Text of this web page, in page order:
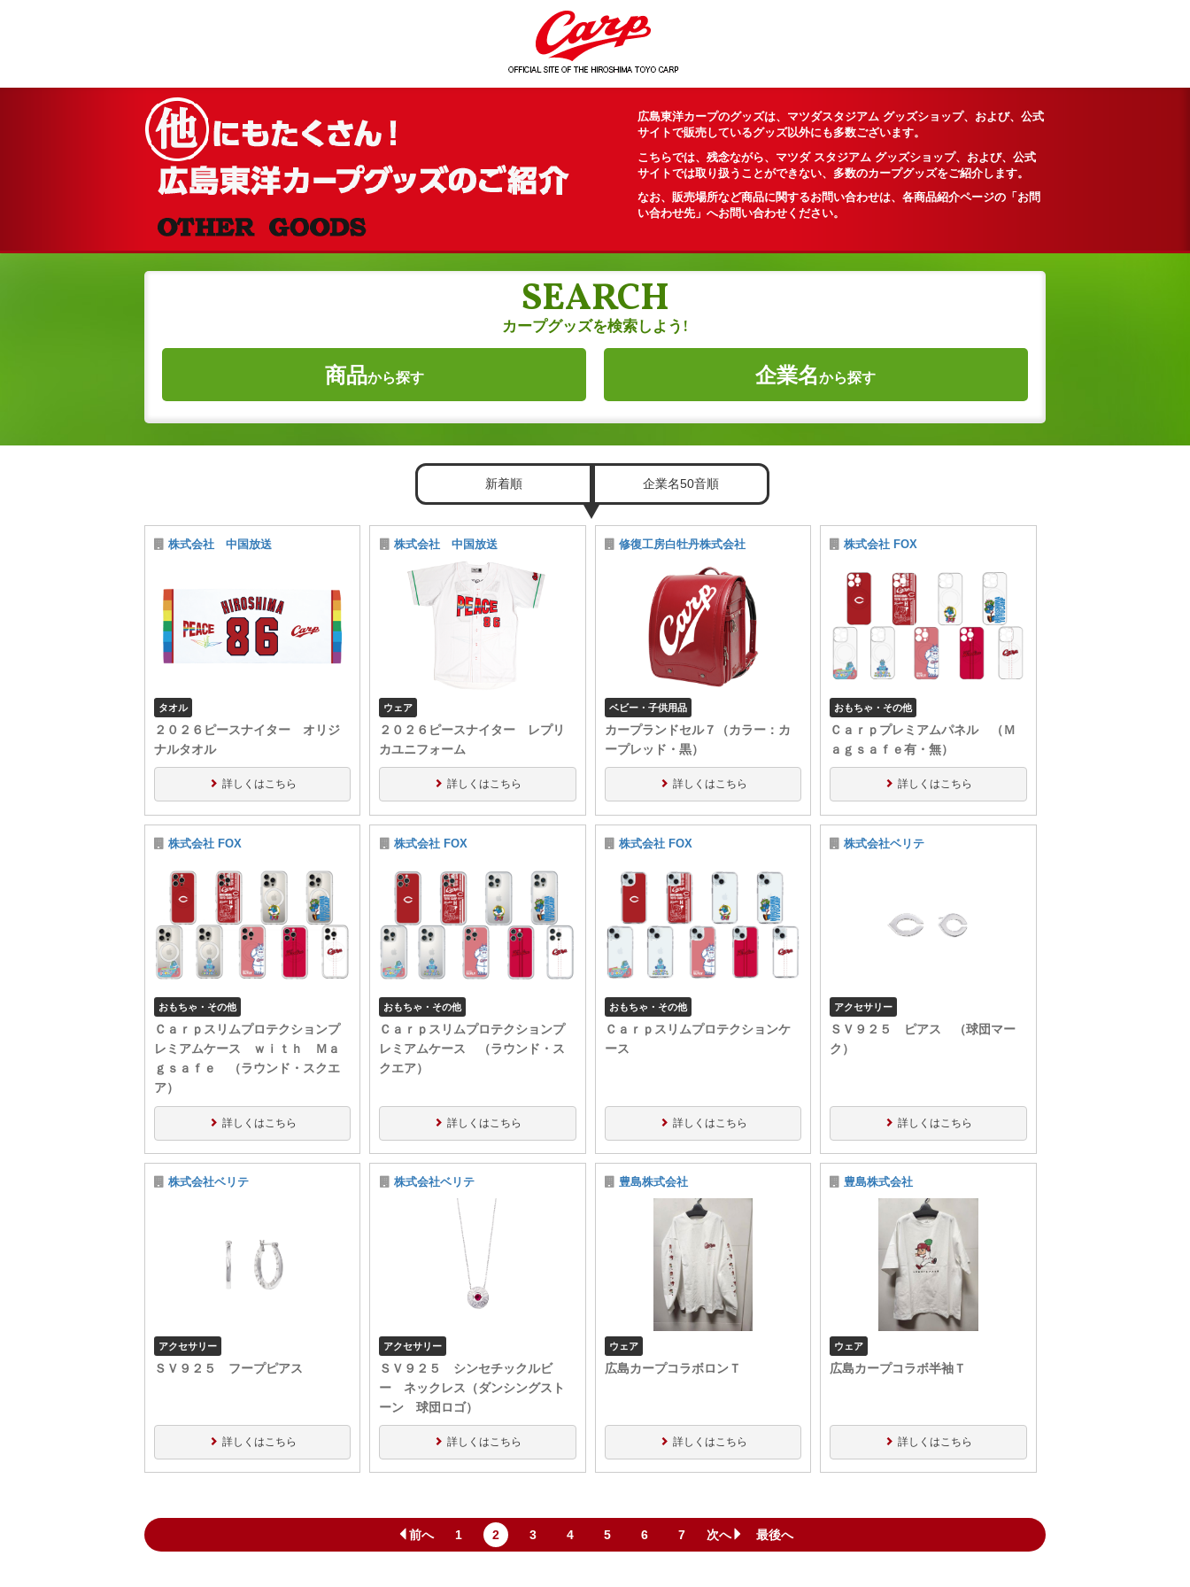
広島東洋カープのグッズは、マツダスタジアム グッズショップ、および、公式
サイトで販売しているグッズ以外にも多数ございます。
こちらでは、残念ながら、マツダ スタジアム グッズショップ、および、公式
サイトでは取り扱うことができない、多数のカープグッズをご紹介します。
なお、販売場所など商品に関するお問い合わせは、各商品紹介ページの「お問
い合わせ先」へお問い合わせください。
SEARCH
カープグッズを検索しよう!
商品から探す 企業名から探す
新着順 企業名50音順
株式会社 中国放送
タオル
２０２６ピースナイター オリジ
ナルタオル
詳しくはこちら
株式会社 中国放送
ウェア
２０２６ピースナイター レプリ
カユニフォーム
詳しくはこちら
修復工房白牡丹株式会社
ベビー・子供用品
カープランドセル７（カラー：カ
ープレッド・黒）
詳しくはこちら
株式会社 FOX
おもちゃ・その他
Ｃａｒｐプレミアムパネル （Ｍ
ａｇｓａｆｅ有・無）
詳しくはこちら
株式会社 FOX
おもちゃ・その他
Ｃａｒｐスリムプロテクションプ
レミアムケース​ ｗｉｔｈ Ｍａ
ｇｓａｆｅ （ラウンド・スクエ
ア）
詳しくはこちら
株式会社 FOX
おもちゃ・その他
Ｃａｒｐスリムプロテクションプ
レミアムケース （ラウンド・ス
クエア）
詳しくはこちら
株式会社 FOX
おもちゃ・その他
Ｃａｒｐスリムプロテクションケ
ース
詳しくはこちら
株式会社ベリテ
アクセサリー
ＳＶ９２５ ピアス （球団マー
ク）
詳しくはこちら
株式会社ベリテ
アクセサリー
ＳＶ９２５ フープピアス
詳しくはこちら
株式会社ベリテ
アクセサリー
ＳＶ９２５ シンセチックルビ
ー ネックレス（ダンシングスト
ーン 球団ロゴ）
詳しくはこちら
豊島株式会社
ウェア
広島カープコラボロンＴ
詳しくはこちら
豊島株式会社
ウェア
広島カープコラボ半袖Ｔ
詳しくはこちら
前へ 1 2 3 4 5 6 7 次へ 最後へ